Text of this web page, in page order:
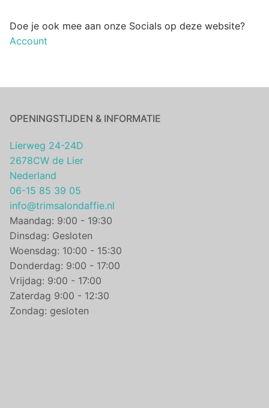
Doe je ook mee aan onze Socials op deze website?
Account
OPENINGSTIJDEN & INFORMATIE
Lierweg 24-24D
2678CW de Lier
Nederland
06-15 85 39 05
info@trimsalondaffie.nl
Maandag: 9:00 - 19:30
Dinsdag: Gesloten
Woensdag: 10:00 - 15:30
Donderdag: 9:00 - 17:00
Vrijdag: 9:00 - 17:00
Zaterdag 9:00 - 12:30
Zondag: gesloten